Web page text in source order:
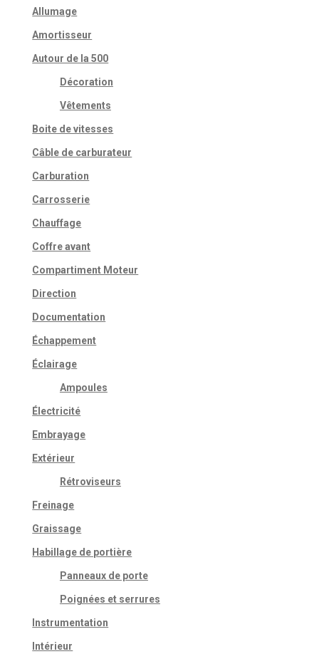
Allumage
Amortisseur
Autour de la 500
Décoration
Vêtements
Boite de vitesses
Câble de carburateur
Carburation
Carrosserie
Chauffage
Coffre avant
Compartiment Moteur
Direction
Documentation
Échappement
Éclairage
Ampoules
Électricité
Embrayage
Extérieur
Rétroviseurs
Freinage
Graissage
Habillage de portière
Panneaux de porte
Poignées et serrures
Instrumentation
Intérieur